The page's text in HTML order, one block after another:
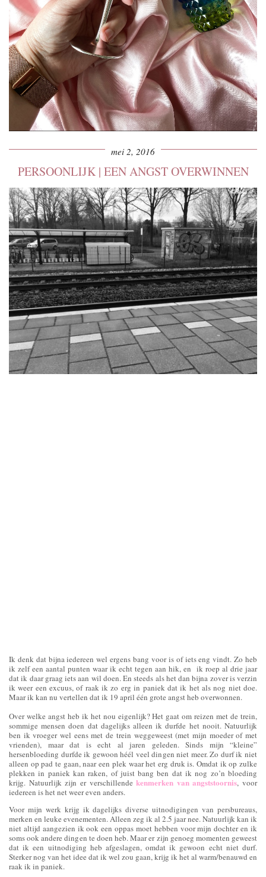
mei 2, 2016
PERSOONLIJK | EEN ANGST OVERWINNEN
Ik denk dat bijna iedereen wel ergens bang voor is of iets eng vindt. Zo heb
ik zelf een aantal punten waar ik echt tegen aan hik, en ik roep al drie jaar
dat ik daar graag iets aan wil doen. En steeds als het dan bijna zover is verzin
ik weer een excuus, of raak ik zo erg in paniek dat ik het als nog niet doe.
Maar ik kan nu vertellen dat ik 19 april één grote angst heb overwonnen.
Over welke angst heb ik het nou eigenlijk? Het gaat om reizen met de trein,
sommige mensen doen dat dagelijks alleen ik durfde het nooit. Natuurlijk
ben ik vroeger wel eens met de trein weggeweest (met mijn moeder of met
vrienden), maar dat is echt al jaren geleden. Sinds mijn “kleine”
hersenbloeding durfde ik gewoon héél veel dingen niet meer. Zo durf ik niet
alleen op pad te gaan, naar een plek waar het erg druk is. Omdat ik op zulke
plekken in paniek kan raken, of juist bang ben dat ik nog zo’n bloeding
krijg. Natuurlijk zijn er verschillendekenmerken van angststoornis, voor
iedereen is het net weer even anders.
Voor mijn werk krijg ik dagelijks diverse uitnodigingen van persbureaus,
merken en leuke evenementen. Alleen zeg ik al 2.5 jaar nee. Natuurlijk kan ik
niet altijd aangezien ik ook een oppas moet hebben voor mijn dochter en ik
soms ook andere dingen te doen heb. Maar er zijn genoeg momenten geweest
dat ik een uitnodiging heb afgeslagen, omdat ik gewoon echt niet durf.
Sterker nog van het idee dat ik wel zou gaan, krijg ik het al warm/benauwd en
raak ik in paniek.